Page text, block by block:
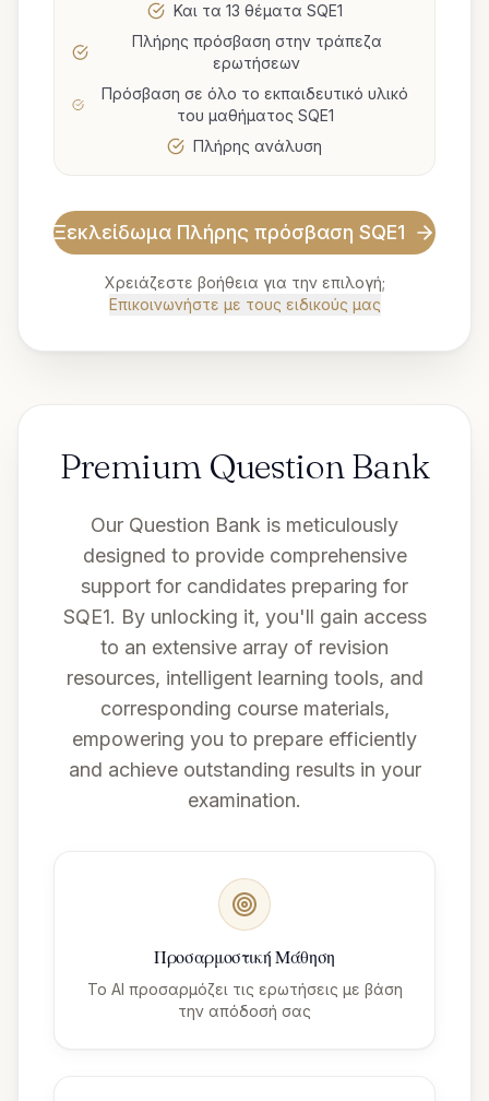
Και τα 13 θέματα SQE1
Πλήρης πρόσβαση στην τράπεζα
ερωτήσεων
Πρόσβαση σε όλο το εκπαιδευτικό υλικό
του μαθήματος SQE1
Πλήρης ανάλυση
Ξεκλείδωμα Πλήρης πρόσβαση SQE1
Χρειάζεστε βοήθεια για την επιλογή;
Επικοινωνήστε με τους ειδικούς μας
Premium Question Bank
Our Question Bank is meticulously
designed to provide comprehensive
support for candidates preparing for
SQE1. By unlocking it, you'll gain access
to an extensive array of revision
resources, intelligent learning tools, and
corresponding course materials,
empowering you to prepare efficiently
and achieve outstanding results in your
examination.
Προσαρμοστική Μάθηση
Το AI προσαρμόζει τις ερωτήσεις με βάση
την απόδοσή σας